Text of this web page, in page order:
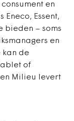
en
Essent,
bieden – soms
en
kan de
of
Milieu levert